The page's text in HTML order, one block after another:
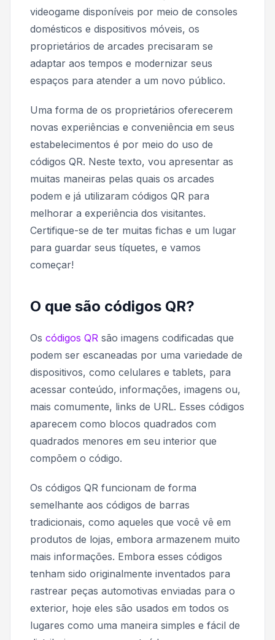
videogame disponíveis por meio de consoles
domésticos e dispositivos móveis, os
proprietários de arcades precisaram se
adaptar aos tempos e modernizar seus
espaços para atender a um novo público.
Uma forma de os proprietários oferecerem
novas experiências e conveniência em seus
estabelecimentos é por meio do uso de
códigos QR. Neste texto, vou apresentar as
muitas maneiras pelas quais os arcades
podem e já utilizaram códigos QR para
melhorar a experiência dos visitantes.
Certifique-se de ter muitas fichas e um lugar
para guardar seus tíquetes, e vamos
começar!
O que são códigos QR?
Os códigos QR são imagens codificadas que
podem ser escaneadas por uma variedade de
dispositivos, como celulares e tablets, para
acessar conteúdo, informações, imagens ou,
mais comumente, links de URL. Esses códigos
aparecem como blocos quadrados com
quadrados menores em seu interior que
compõem o código.
Os códigos QR funcionam de forma
semelhante aos códigos de barras
tradicionais, como aqueles que você vê em
produtos de lojas, embora armazenem muito
mais informações. Embora esses códigos
tenham sido originalmente inventados para
rastrear peças automotivas enviadas para o
exterior, hoje eles são usados em todos os
lugares como uma maneira simples e fácil de